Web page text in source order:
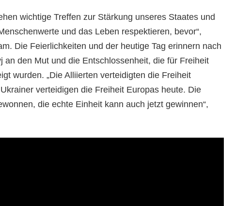
wichtige Treffen zur Stärkung unseres Staates und
und das Leben respektieren, bevor“,
Die Feierlichkeiten und der heutige Tag erinnern nach
an den Mut und die Entschlossenheit, die für Freiheit
wurden. „Die Alliierten verteidigten die Freiheit
verteidigen die Freiheit Europas heute. Die
die echte Einheit kann auch jetzt gewinnen“,